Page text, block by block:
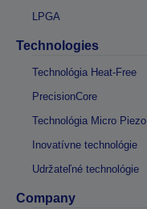
LPGA
Technologies
Technológia Heat-Free
PrecisionCore
Technológia Micro Piezo
Inovatívne technológie
Udržateľné technológie
Company